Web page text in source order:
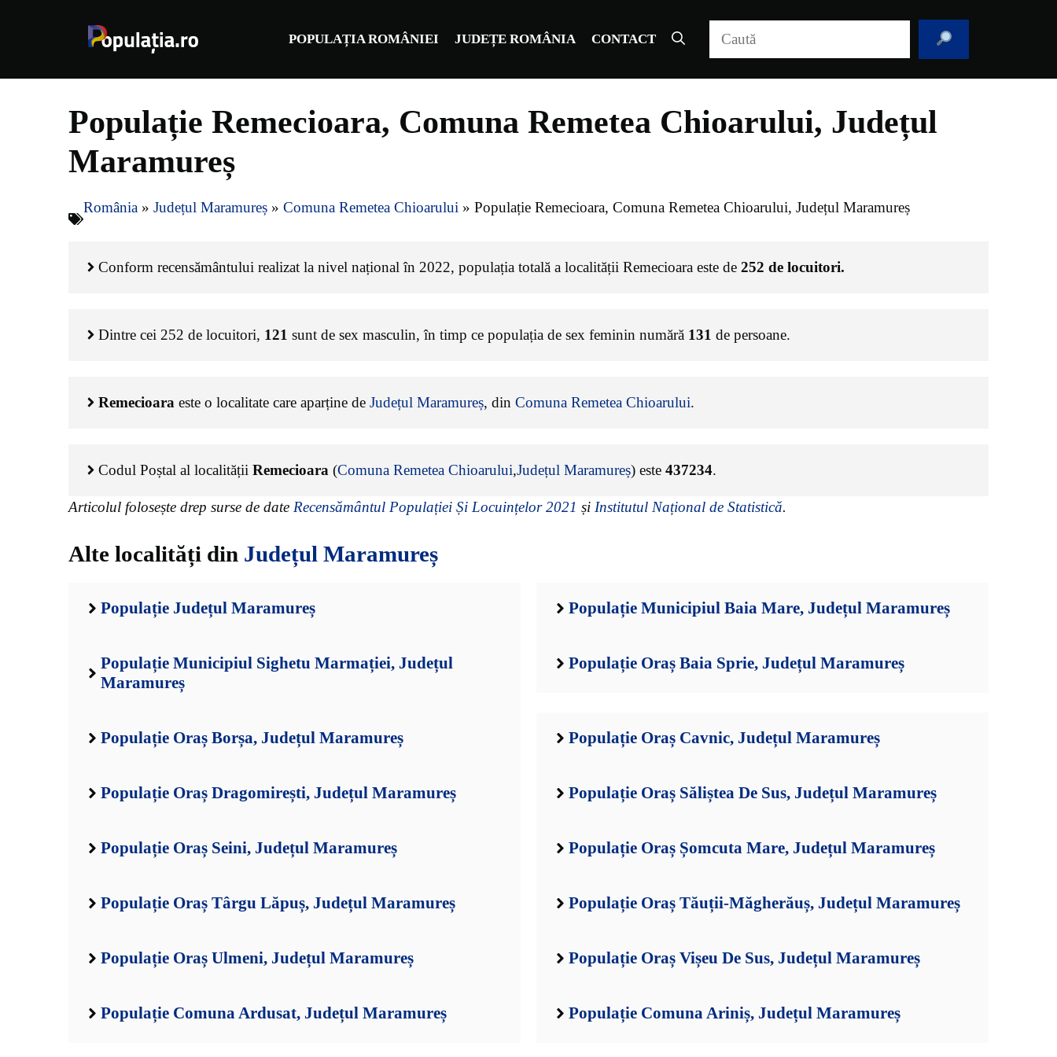
POPULAȚIA ROMÂNIEI JUDEȚE ROMÂNIA CONTACT
Populație Remecioara, Comuna Remetea Chioarului, Județul
Maramureș
România » Județul Maramureș » Comuna Remetea Chioarului » Populație Remecioara, Comuna Remetea Chioarului, Județul Maramureș
Conform recensământului realizat la nivel național în 2022, populația totală a localității Remecioara este de 252 de locuitori.
Dintre cei 252 de locuitori, 121 sunt de sex masculin, în timp ce populația de sex feminin numără 131 de persoane.
Remecioara este o localitate care aparține de Județul Maramureș, din Comuna Remetea Chioarului.
Codul Poștal al localității Remecioara (Comuna Remetea Chioarului,Județul Maramureș) este 437234.
Articolul folosește drep surse de date Recensământul Populației Și Locuințelor 2021 și Institutul Național de Statistică.
Alte localități din Județul Maramureș
Populație Județul Maramureș Populație Municipiul Baia Mare, Județul Maramureș
Populație Municipiul Sighetu Marmației, Județul
Maramureș
Populație Oraș Baia Sprie, Județul Maramureș
Populație Oraș Borșa, Județul Maramureș Populație Oraș Cavnic, Județul Maramureș
Populație Oraș Dragomirești, Județul Maramureș Populație Oraș Săliștea De Sus, Județul Maramureș
Populație Oraș Seini, Județul Maramureș Populație Oraș Șomcuta Mare, Județul Maramureș
Populație Oraș Târgu Lăpuș, Județul Maramureș Populație Oraș Tăuții-Măgherăuș, Județul Maramureș
Populație Oraș Ulmeni, Județul Maramureș Populație Oraș Vișeu De Sus, Județul Maramureș
Populație Comuna Ardusat, Județul Maramureș Populație Comuna Ariniș, Județul Maramureș